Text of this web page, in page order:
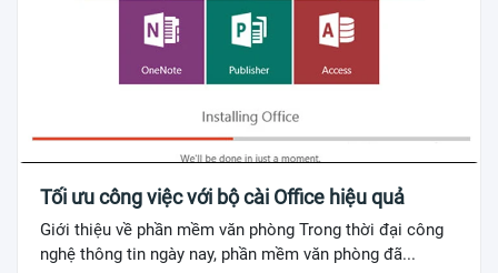
Tối ưu công việc với bộ cài Office hiệu quả
Giới thiệu về phần mềm văn phòng Trong thời đại công
nghệ thông tin ngày nay, phần mềm văn phòng đã...